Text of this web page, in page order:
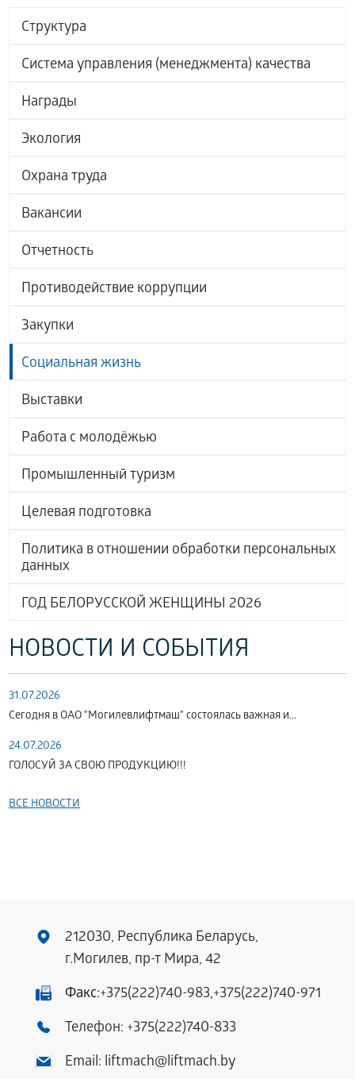
Структура
Система управления (менеджмента) качества
Награды
Экология
Охрана труда
Вакансии
Отчетность
Противодействие коррупции
Закупки
Социальная жизнь
Выставки
Работа с молодёжью
Промышленный туризм
Целевая подготовка
Политика в отношении обработки персональных
данных
ГОД БЕЛОРУССКОЙ ЖЕНЩИНЫ 2026
НОВОСТИ И СОБЫТИЯ
31.07.2026
Сегодня в ОАО "Могилевлифтмаш" состоялась важная и...
24.07.2026
ГОЛОСУЙ ЗА СВОЮ ПРОДУКЦИЮ!!!
ВСЕ НОВОСТИ
212030, Республика Беларусь,
г.Могилев, пр-т Мира, 42
Факс:+375(222)740-983,+375(222)740-971
Телефон: +375(222)740-833
Email: liftmach@liftmach.by